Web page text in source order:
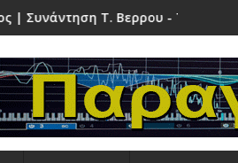
- ΤριανταφυλλίδηΤην Παρασκευή